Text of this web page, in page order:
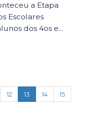
a Etapa
Escolares
dos 4os e...
12 13 (current)
14
15